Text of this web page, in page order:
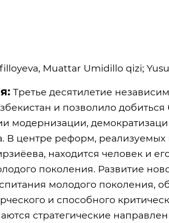
Muаttаr Umidillо qizi;
Третье десятилетие
и позволило
модернизации,
В центре реформ,
находится человек и
поколения. Развитие
молодого поколения,
и способного
стратегические